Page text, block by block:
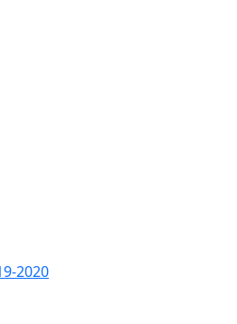
2020